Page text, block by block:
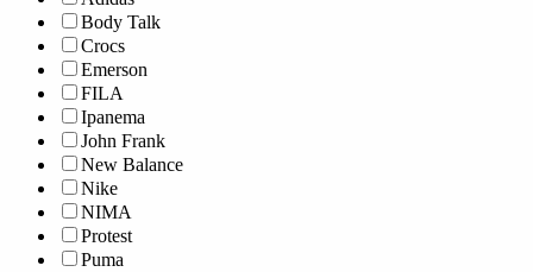
Body Talk
Crocs
Emerson
FILA
Ipanema
John Frank
New Balance
Nike
NIMA
Protest
Puma